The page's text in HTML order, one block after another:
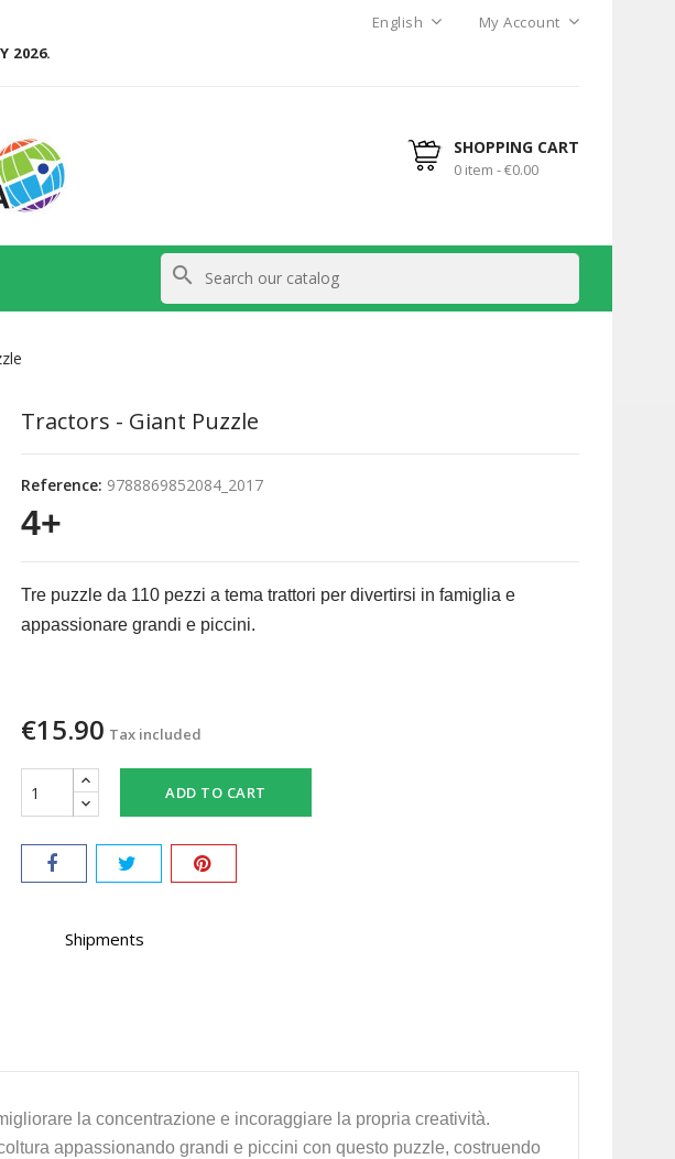
2026.
English My Account
SHOPPING CART
0 item - €0.00
search
Tractors - Giant Puzzle
Reference: 9788869852084_2017
4+
Tre puzzle da 110 pezzi a tema trattori per divertirsi in famiglia e
appassionare grandi e piccini.
€15.90 Tax included
ADD TO CART
Shipments
la concentrazione e incoraggiare la propria creatività.
appassionando grandi e piccini con questo puzzle, costruendo